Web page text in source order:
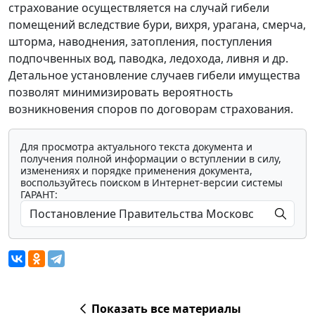
страхование осуществляется на случай гибели
помещений вследствие бури, вихря, урагана, смерча,
шторма, наводнения, затопления, поступления
подпочвенных вод, паводка, ледохода, ливня и др.
Детальное установление случаев гибели имущества
позволят минимизировать вероятность
возникновения споров по договорам страхования.
Для просмотра актуального текста документа и
получения полной информации о вступлении в силу,
изменениях и порядке применения документа,
воспользуйтесь поиском в Интернет-версии системы
ГАРАНТ:
Показать все материалы